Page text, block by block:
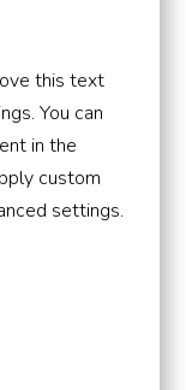
this text
You can
in the
custom
settings.